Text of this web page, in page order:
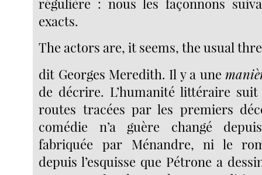
exacts.
The actors are, it seems, the usual
dit Georges Meredith. Il y a une
de décrire. L’humanité littéraire
routes tracées par les premiers
comédie n’a guère changé
fabriquée par Ménandre, ni le
depuis l’esquisse que Pétrone a